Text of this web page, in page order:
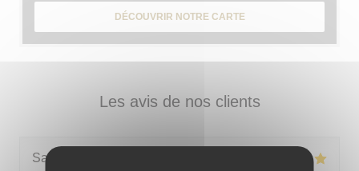
Les avis de nos clients
Sarah-Lou
DÉCOUVRIR NOTRE CARTE